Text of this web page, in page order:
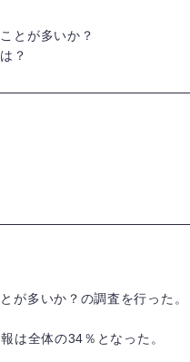
とが多いか？
？
が多いか？の調査を行った。
は全体の34％となった。